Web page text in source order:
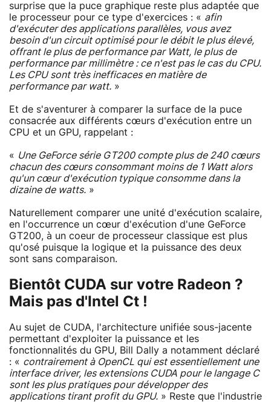
surprise que la puce graphique reste plus adaptée que
le processeur pour ce type d'exercices : « afin
d'exécuter des applications parallèles, vous avez
besoin d'un circuit optimisé pour le débit le plus élevé,
offrant le plus de performance par Watt, le plus de
performance par millimètre : ce n'est pas le cas du CPU.
Les CPU sont très inefficaces en matière de
performance par watt. »
Et de s'aventurer à comparer la surface de la puce
consacrée aux différents cœurs d'exécution entre un
CPU et un GPU, rappelant :
« Une GeForce série GT200 compte plus de 240 cœurs
chacun des cœurs consommant moins de 1 Watt alors
qu'un cœur d'exécution typique consomme dans la
dizaine de watts. »
Naturellement comparer une unité d'exécution scalaire,
en l'occurrence un cœur d'exécution d'une GeForce
GT200, à un coeur de processeur classique est plus
qu'osé puisque la logique et la puissance des deux
sont sans comparaison.
Bientôt CUDA sur votre Radeon ?
Mais pas d'Intel Ct !
Au sujet de CUDA, l'architecture unifiée sous-jacente
permettant d'exploiter la puissance et les
fonctionnalités du GPU, Bill Dally a notamment déclaré
: « contrairement à OpenCL qui est essentiellement une
interface driver, les extensions CUDA pour le langage C
sont les plus pratiques pour développer des
applications tirant profit du GPU. » Reste que l'industrie